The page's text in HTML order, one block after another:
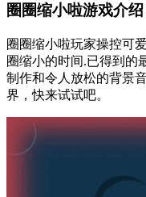
圈圈缩小啦游戏介绍
圈圈缩小啦玩家操控可
圈缩小的时间.已得到的
制作和令人放松的背景
界，快来试试吧。